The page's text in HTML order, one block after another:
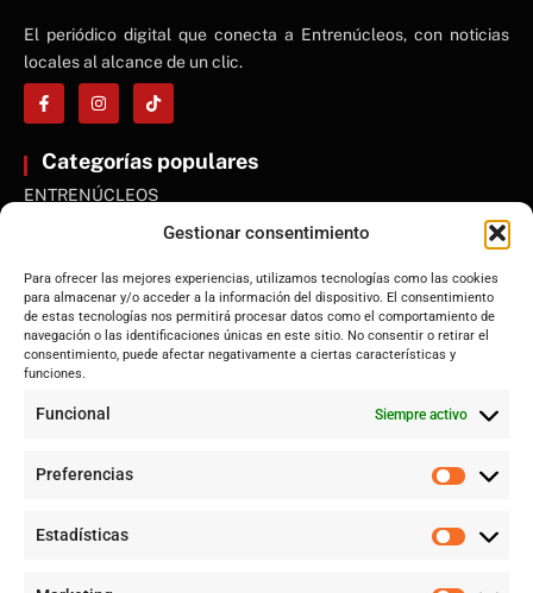
Gestionar consentimiento
Para ofrecer las mejores experiencias, utilizamos tecnologías como las cookies
para almacenar y/o acceder a la información del dispositivo. El consentimiento
de estas tecnologías nos permitirá procesar datos como el comportamiento de
navegación o las identificaciones únicas en este sitio. No consentir o retirar el
consentimiento, puede afectar negativamente a ciertas características y
funciones.
Funcional Siempre activo
Preferencias
Estadísticas
El periódico digital que conecta a Entrenúcleos, con noticias
locales al alcance de un clic.
Categorías populares
ENTRENÚCLEOS
Andalucía
Internacional
Tecnología
Sociedad
Jujutsu Kaisen: Cuando El Shōnen Decidió Crecer Sin Renunciar